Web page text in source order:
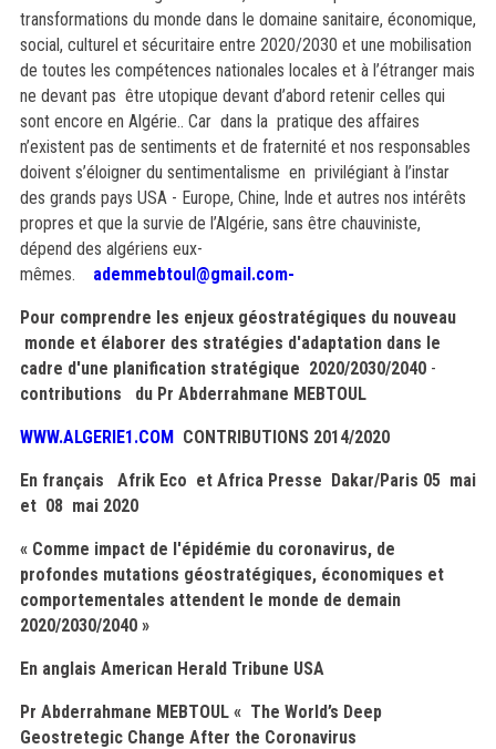
transformations du monde dans le domaine sanitaire, économique,
social, culturel et sécuritaire entre 2020/2030 et une mobilisation
de toutes les compétences nationales locales et à l’étranger mais
ne devant pas être utopique devant d’abord retenir celles qui
sont encore en Algérie.. Car dans la pratique des affaires
n’existent pas de sentiments et de fraternité et nos responsables
doivent s’éloigner du sentimentalisme en privilégiant à l’instar
des grands pays USA - Europe, Chine, Inde et autres nos intérêts
propres et que la survie de l’Algérie, sans être chauviniste,
dépend des algériens eux-
mêmes. ademmebtoul@gmail.com-
Pour comprendre les enjeux géostratégiques du nouveau
monde et élaborer des stratégies d'adaptation dans le
cadre d'une planification stratégique 2020/2030/2040-
contributions du Pr Abderrahmane MEBTOUL
WWW.ALGERIE1.COMCONTRIBUTIONS 2014/2020
En français Afrik Eco et Africa Presse Dakar/Paris 05 mai
et 08 mai 2020
« Comme impact de l'épidémie du coronavirus, de
profondes mutations géostratégiques, économiques et
comportementales attendent le monde de demain
2020/2030/2040 »
En anglais American Herald Tribune USA
Pr Abderrahmane MEBTOUL « The World’s Deep
Geostretegic Change After the Coronavirus